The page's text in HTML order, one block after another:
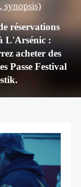
synopsis)
réservations
L'Arsénic :
acheter des
Passe Festival